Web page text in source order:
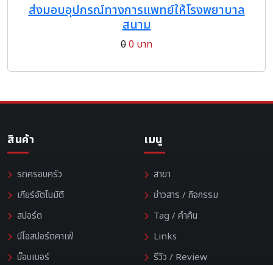
ส่งมอบอุปกรณ์ทางการแพทย์ให้โรงพยาบาล
สนาม
00 บาท
สินค้า
รถครอบครัว
เกียร์อัตโนมัติ
สปอร์ต
นีโอสปอร์ตคาเฟ่
บ๊อบเบอร์
เมนู
สาขา
ข่าวสาร / กิจกรรม
Tag / คำค้น
Links
รีวิว / Review